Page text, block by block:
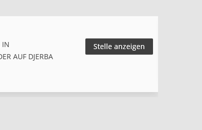
Stelle anzeigen